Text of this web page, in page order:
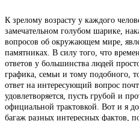
К зрелому возрасту у каждого
замечательном голубом шарике,
вопросов об окружающем мире,
памятниках. В силу того, что
ответов у большинства людей
графика, семьи и тому подобного,
ответ на интересующий вопрос
удовлетворяется, пусть грубой и
официальной трактовкой. Вот и я
багаж разных интересных фактов,